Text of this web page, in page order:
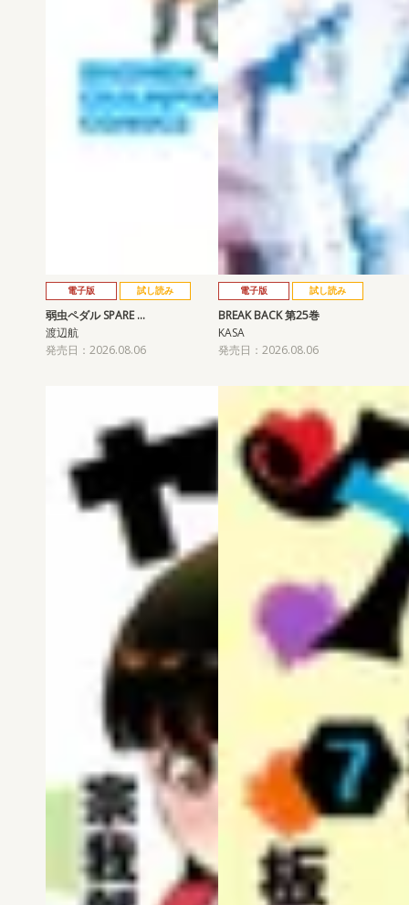
電子版 試し読み
弱虫ペダル SPARE …
渡辺航
発売日：2026.08.06
電子版 試し読み
BREAK BACK 第25巻
KASA
発売日：2026.08.06